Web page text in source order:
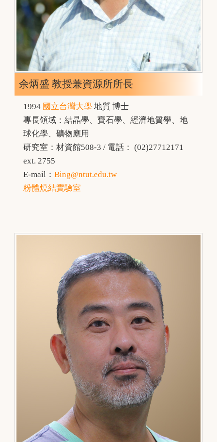
余炳盛 教授兼資源所所長
1994 國立台灣大學 地質 博士
專長領域：結晶學、寶石學、經濟地質學、地
球化學、礦物應用
研究室：材資館508-3 / 電話： (02)27712171
ext. 2755
E-mail：Bing@ntut.edu.tw
粉體燒結實驗室